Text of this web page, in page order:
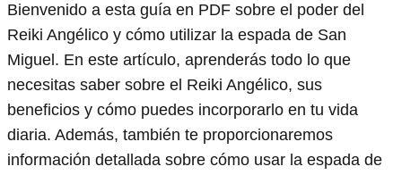
Bienvenido a esta guía en PDF sobre el poder del
Reiki Angélico y cómo utilizar la espada de San
Miguel. En este artículo, aprenderás todo lo que
necesitas saber sobre el Reiki Angélico, sus
beneficios y cómo puedes incorporarlo en tu vida
diaria. Además, también te proporcionaremos
información detallada sobre cómo usar la espada de